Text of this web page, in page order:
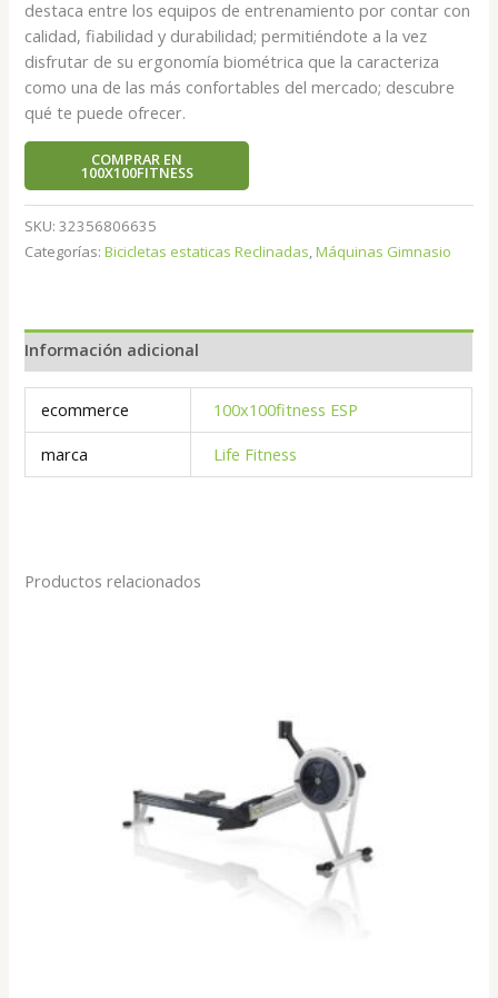
destaca entre los equipos de entrenamiento por contar con
calidad, fiabilidad y durabilidad; permitiéndote a la vez
disfrutar de su ergonomía biométrica que la caracteriza
como una de las más confortables del mercado; descubre
qué te puede ofrecer.
COMPRAR EN
100X100FITNESS
SKU:32356806635
Categorías:Bicicletas estaticas Reclinadas,Máquinas Gimnasio
Información adicional
ecommerce
100x100fitness ESP
marca
Life Fitness
Productos relacionados